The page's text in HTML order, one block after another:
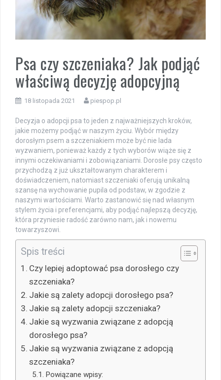
Psa czy szczeniaka? Jak podjąć
właściwą decyzję adopcyjną
18 listopada 2021 piespop.pl
Decyzja o adopcji psa to jeden z najważniejszych kroków,
jakie możemy podjąć w naszym życiu. Wybór między
dorosłym psem a szczeniakiem może być nie lada
wyzwaniem, ponieważ każdy z tych wyborów wiąże się z
innymi oczekiwaniami i zobowiązaniami. Dorosłe psy często
przychodzą z już ukształtowanym charakterem i
doświadczeniem, natomiast szczeniaki oferują unikalną
szansę na wychowanie pupila od podstaw, w zgodzie z
naszymi wartościami. Warto zastanowić się nad własnym
stylem życia i preferencjami, aby podjąć najlepszą decyzję,
która przyniesie radość zarówno nam, jak i nowemu
towarzyszowi.
Spis treści
Czy lepiej adoptować psa dorosłego czy
szczeniaka?
Jakie są zalety adopcji dorosłego psa?
Jakie są zalety adopcji szczeniaka?
Jakie są wyzwania związane z adopcją
dorosłego psa?
Jakie są wyzwania związane z adopcją
szczeniaka?
Powiązane wpisy: